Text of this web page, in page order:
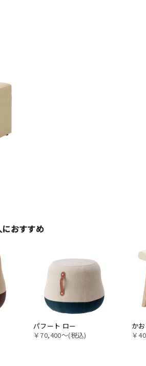
おすすめ
パフート ロー
￥70,400〜(税込)
か
￥